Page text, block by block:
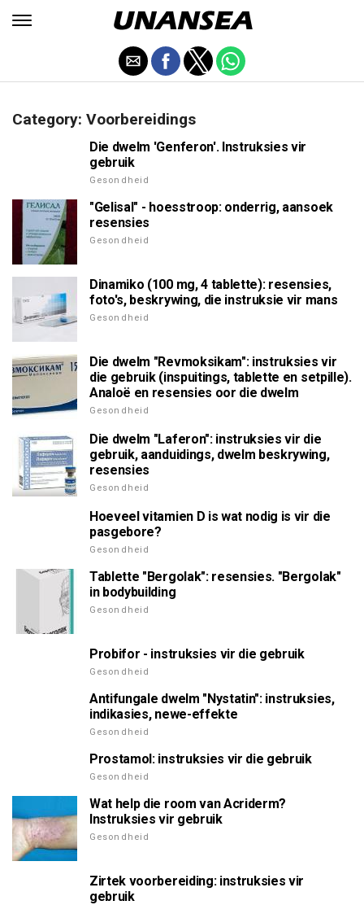
Category: Voorbereidings
Die dwelm 'Genferon'. Instruksies vir
gebruik
Gesondheid
"Gelisal" - hoesstroop: onderrig, aansoek
resensies
Gesondheid
Dinamiko (100 mg, 4 tablette): resensies,
foto's, beskrywing, die instruksie vir mans
Gesondheid
Die dwelm "Revmoksikam": instruksies vir
die gebruik (inspuitings, tablette en setpille).
Analoë en resensies oor die dwelm
Gesondheid
Die dwelm "Laferon": instruksies vir die
gebruik, aanduidings, dwelm beskrywing,
resensies
Gesondheid
Hoeveel vitamien D is wat nodig is vir die
pasgebore?
Gesondheid
Tablette "Bergolak": resensies. "Bergolak"
in bodybuilding
Gesondheid
Probifor - instruksies vir die gebruik
Gesondheid
Antifungale dwelm "Nystatin": instruksies,
indikasies, newe-effekte
Gesondheid
Prostamol: instruksies vir die gebruik
Gesondheid
Wat help die room van Acriderm?
Instruksies vir gebruik
Gesondheid
Zirtek voorbereiding: instruksies vir
gebruik